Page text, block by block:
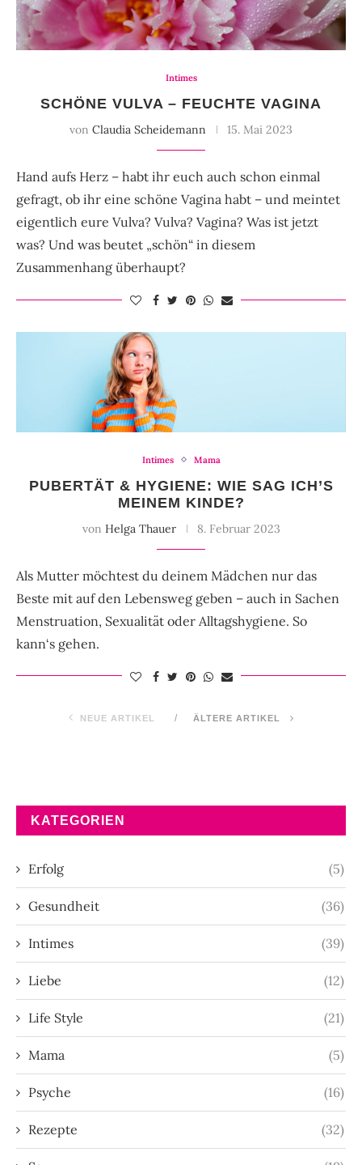
Intimes
SCHÖNE VULVA – FEUCHTE VAGINA
von Claudia Scheidemann 15. Mai 2023
Hand aufs Herz – habt ihr euch auch schon einmal
gefragt, ob ihr eine schöne Vagina habt – und meintet
eigentlich eure Vulva? Vulva? Vagina? Was ist jetzt
was? Und was beutet „schön“ in diesem
Zusammenhang überhaupt?
Intimes Mama
PUBERTÄT & HYGIENE: WIE SAG ICH’S
MEINEM KINDE?
von Helga Thauer 8. Februar 2023
Als Mutter möchtest du deinem Mädchen nur das
Beste mit auf den Lebensweg geben – auch in Sachen
Menstruation, Sexualität oder Alltagshygiene. So
kann‘s gehen.
NEUE ARTIKEL ÄLTERE ARTIKEL
KATEGORIEN
Erfolg (5)
Gesundheit (36)
Intimes (39)
Liebe (12)
Life Style (21)
Mama (5)
Psyche (16)
Rezepte (32)